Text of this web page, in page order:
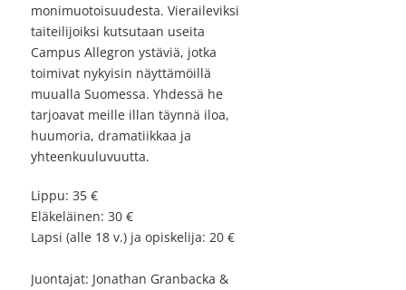
monimuotoisuudesta. Vieraileviksi
taiteilijoiksi kutsutaan useita
Campus Allegron ystäviä, jotka
toimivat nykyisin näyttämöillä
muualla Suomessa. Yhdessä he
tarjoavat meille illan täynnä iloa,
huumoria, dramatiikkaa ja
yhteenkuuluvuutta.
Lippu: 35 €
Eläkeläinen: 30 €
Lapsi (alle 18 v.) ja opiskelija: 20 €
Juontajat: Jonathan Granbacka &